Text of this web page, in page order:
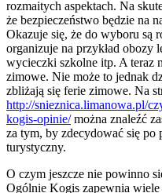
rozmaitych aspektach. Na
że bezpieczeństwo będzie na
Okazuje się, że do wyboru są
organizuje na przykład obozy
wycieczki szkolne itp. A teraz
zimowe. Nie może to jednak
zbliżają się ferie zimowe. Na
http://snieznica.limanowa.pl/
kogis-opinie/można znaleźć
za tym, by zdecydować się po
turystyczny.
O czym jeszcze nie powinno
Ogólnie Kogis zapewnia